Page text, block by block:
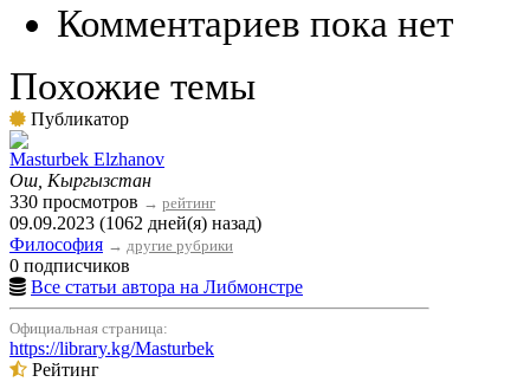
Комментариев пока нет
Похожие темы
Публикатор
Masturbek Elzhanov
Ош, Кыргызстан
330 просмотров → рейтинг
09.09.2023 (1062 дней(я) назад)
Философия → другие рубрики
0 подписчиков
Все статьи автора на Либмонстре
Официальная страница:
https://library.kg/Masturbek
Рейтинг